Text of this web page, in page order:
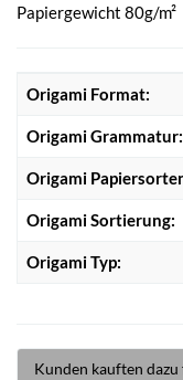
Papiergewicht 80g/m²
Origami Format:
Origami Grammatur:
Origami
Origami Sortierung:
Origami Typ:
Kunden kauften